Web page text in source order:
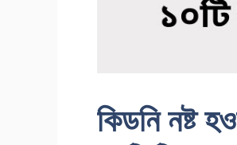
কিডনি নষ্ট